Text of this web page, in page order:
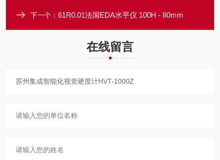
下一个： 61R0.01法国EDA水平仪 100H - 80mm
在线留言